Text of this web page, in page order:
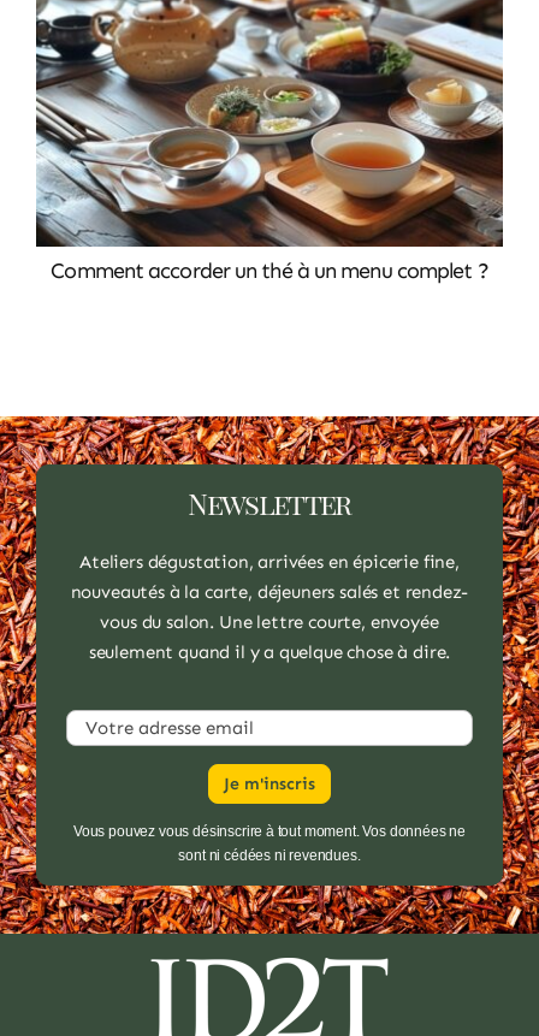
ARTICLES
CONTACT
Comment accorder un thé à un menu complet ?
Newsletter
Ateliers dégustation, arrivées en épicerie fine,
nouveautés à la carte, déjeuners salés et rendez-
vous du salon. Une lettre courte, envoyée
seulement quand il y a quelque chose à dire.
Vous pouvez vous désinscrire à tout moment. Vos données ne
sont ni cédées ni revendues.